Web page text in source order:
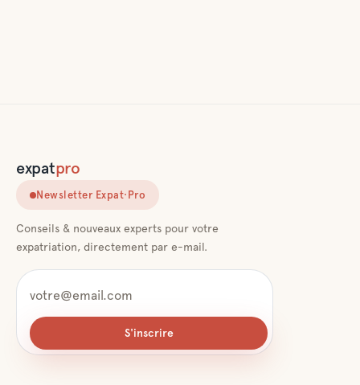
expatpro
Newsletter Expat·Pro
Conseils & nouveaux experts pour votre
expatriation, directement par e-mail.
S'inscrire